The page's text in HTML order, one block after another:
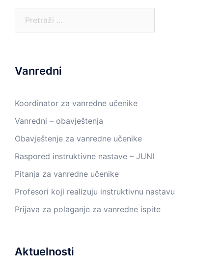
Vanredni
Koordinator za vanredne učenike
Vanredni – obavještenja
Obavještenje za vanredne učenike
Raspored instruktivne nastave – JUNI
Pitanja za vanredne učenike
Profesori koji realizuju instruktivnu nastavu
Prijava za polaganje za vanredne ispite
Aktuelnosti